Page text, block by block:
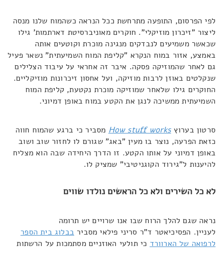
לפי הפרסום, התופעה מתרחשת ככל הנראה כשהמוח שלנו מנסה
ליצור "זיכרון מוזיקלי". חוקרים מאוניברסיטת דארתמות' גילו
שכאשר משמיעים לנבדקים מנגינה מוכרת וקוטעים אותה
באמצע, אזור במוח הנקרא "קליפת המוח השמיעתית" נשאר פעיל
גם לאחר שהמוזיקה פסקה. איבר זה אחראי על עיבוד הצלילים
שנקלטים באוזן לרבות מוזיקה, ועל אחסון זיכרונות מוזיקליים.
החוקרים גילו שלאחר שמוזיקה מוכרת נקטעת, קליפת המוח
השמיעתית ממשיכה לנגן את הקטע במוח באופן דמיוני.
סרטון בערוץHow stuff works מסביר כי ברגע שהמוח חווה
כזאת הפרעה, נוצר בו מעין "באג" שגורם לו לחזור שוב ושוב
באופן דמיוני על אותו הקטע. זו הדרך היחידה שבה הוא מצליח
להיענות ל"גירוד הקוגניטיבי" שמציק לו.
לא כל השירים ולא כל הראשים נולדו שווים
נראה שגם להלך הרוח שבו אנו שרויים יש תרומה
לעניין. הפסיכיאטר ד"ר סריני פילאי מסביר בבלוג בית הספר
לרפואה של הארוורד כי תולעי האוזניים מסתמכות על הרשתות